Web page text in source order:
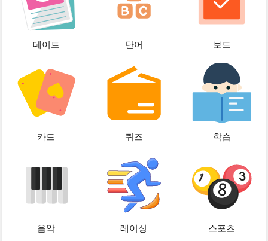
데이트 단어 보드
카드 퀴즈 학습
음악 레이싱 스포츠